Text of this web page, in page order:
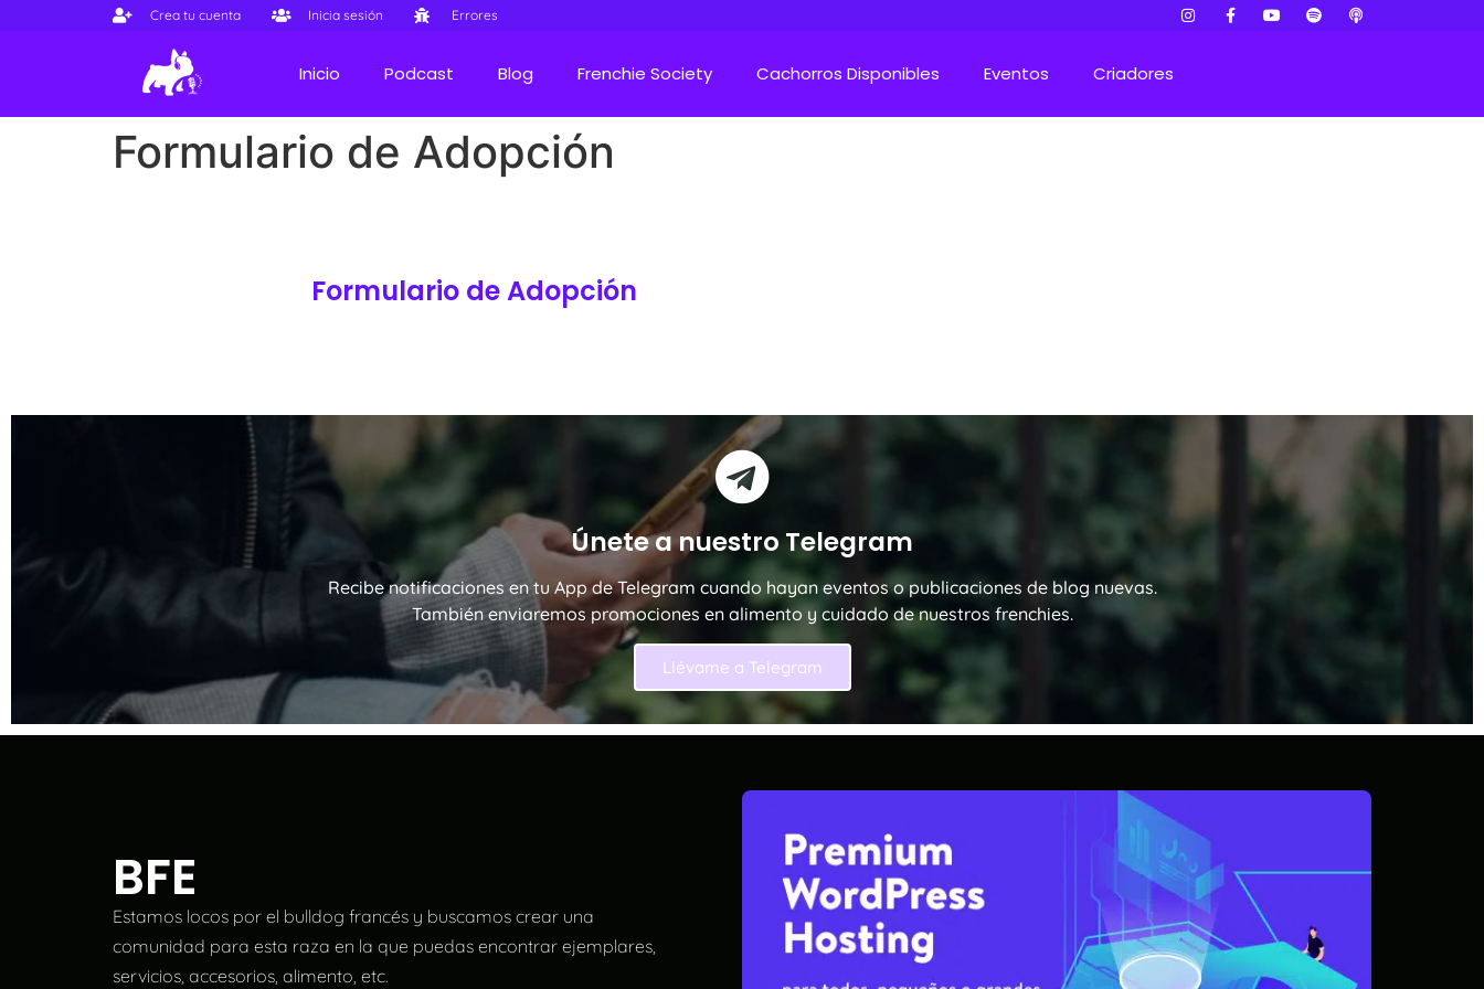
Crea tu cuenta Inicia sesión Errores
Inicio Podcast Blog Frenchie Society Cachorros Disponibles Eventos Criadores
Formulario de Adopción
Formulario de Adopción
Únete a nuestro Telegram
Recibe notificaciones en tu App de Telegram cuando hayan eventos o publicaciones de blog nuevas.
También enviaremos promociones en alimento y cuidado de nuestros frenchies.
Llévame a Telegram
BFE
Estamos locos por el bulldog francés y buscamos crear una
comunidad para esta raza en la que puedas encontrar ejemplares,
servicios, accesorios, alimento, etc.